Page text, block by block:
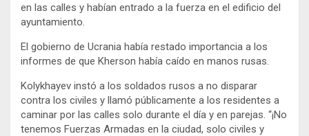
en las calles y habían entrado a la fuerza en el edificio del
ayuntamiento.
El gobierno de Ucrania había restado importancia a los
informes de que Kherson había caído en manos rusas.
Kolykhayev instó a los soldados rusos a no disparar
contra los civiles y llamó públicamente a los residentes a
caminar por las calles solo durante el día y en parejas. “¡No
tenemos Fuerzas Armadas en la ciudad, solo civiles y